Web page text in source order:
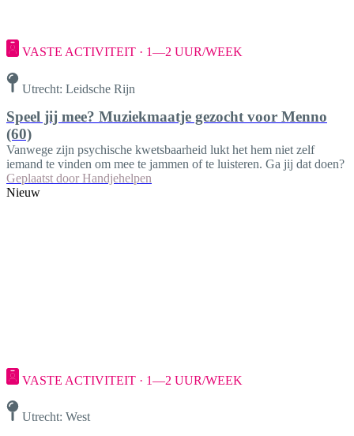
VASTE ACTIVITEIT · 1—2 UUR/WEEK
Utrecht: Leidsche Rijn
Speel jij mee? Muziekmaatje gezocht voor Menno
(60)
Vanwege zijn psychische kwetsbaarheid lukt het hem niet zelf
iemand te vinden om mee te jammen of te luisteren. Ga jij dat doen?
Geplaatst door Handjehelpen
Nieuw
VASTE ACTIVITEIT · 1—2 UUR/WEEK
Utrecht: West